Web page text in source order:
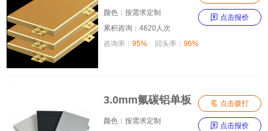
颜色：按需求定制
累积咨询：4620人次
 点击报价
咨询率： 95% 回头率：96%
3.0mm氟碳铝单板
颜色：按需求定制
 点击拨打
 点击报价